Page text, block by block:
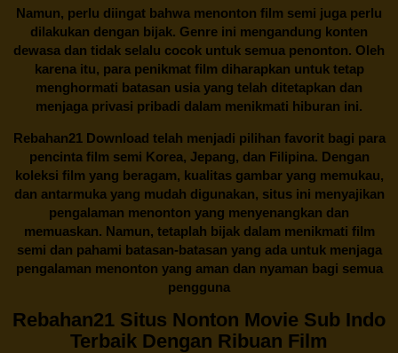
Namun, perlu diingat bahwa menonton film semi juga perlu
dilakukan dengan bijak. Genre ini mengandung konten
dewasa dan tidak selalu cocok untuk semua penonton. Oleh
karena itu, para penikmat film diharapkan untuk tetap
menghormati batasan usia yang telah ditetapkan dan
menjaga privasi pribadi dalam menikmati hiburan ini.
Rebahan21Download telah menjadi pilihan favorit bagi para
pencinta film semi Korea, Jepang, dan Filipina. Dengan
koleksi film yang beragam, kualitas gambar yang memukau,
dan antarmuka yang mudah digunakan, situs ini menyajikan
pengalaman menonton yang menyenangkan dan
memuaskan. Namun, tetaplah bijak dalam menikmati film
semi dan pahami batasan-batasan yang ada untuk menjaga
pengalaman menonton yang aman dan nyaman bagi semua
pengguna
Rebahan21 Situs Nonton Movie Sub Indo
Terbaik Dengan Ribuan Film